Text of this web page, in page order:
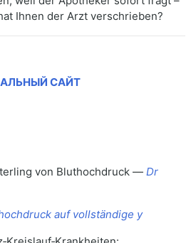
Ihnen der Arzt verschrieben?
САЙТ
von Bluthochdruck — Dr
auf vollständige у